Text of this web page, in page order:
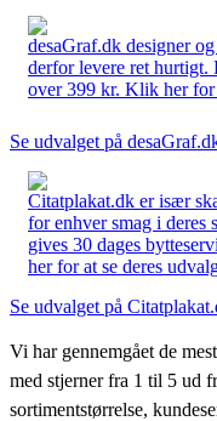
desaGraf.dk designer
derfor levere ret hurtigt.
over 399 kr. Klik her for
Se udvalget på
Citatplakat.dk er især
for enhver smag i deres
gives 30 dages
her for at se deres
Se udvalget på
Vi har gennemgået de
med stjerner fra 1 til 5 ud
sortimentstørrelse,